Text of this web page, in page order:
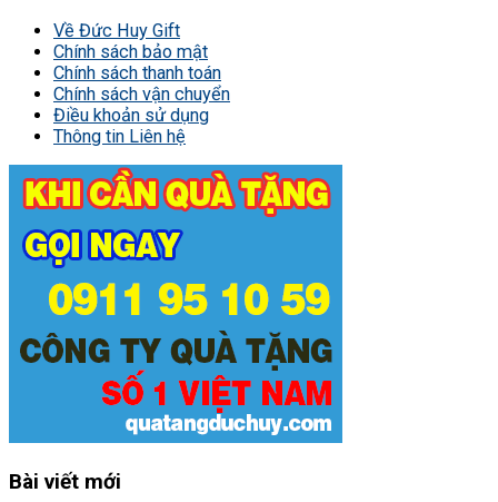
Về Đức Huy Gift
Chính sách bảo mật
Chính sách thanh toán
Chính sách vận chuyển
Điều khoản sử dụng
Thông tin Liên hệ
Bài viết mới